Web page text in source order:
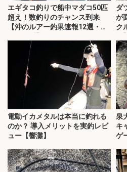
エギタコ釣りで船中マダコ50匹
超え！数釣りのチャンス到来
【沖のルアー釣果速報12選・愛
ダ
が
ク
電動イカメタルは本当に釣れる
のか？ 導入メリットを実釣レビ
ュー【響灘】
泉
キ
ゲ